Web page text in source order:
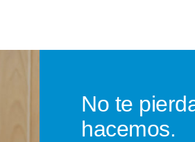
No te
hacemos.